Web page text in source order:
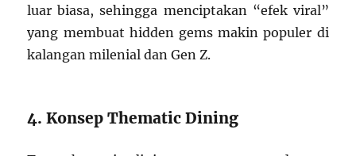
luar biasa, sehingga menciptakan “efek viral”
yang membuat hidden gems makin populer di
kalangan milenial dan Gen Z.
4. Konsep Thematic Dining